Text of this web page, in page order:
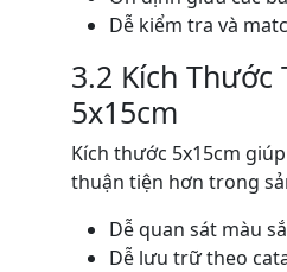
Dễ kiểm tra và
3.2 Kích Thước
5x15cm
Kích thước 5x15cm
thuận tiện hơn trong
Dễ quan sát màu
Dễ lưu trữ theo